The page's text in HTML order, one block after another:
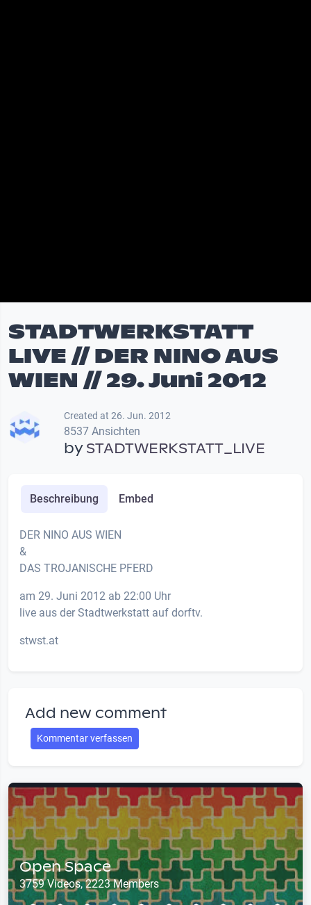
STADTWERKSTATT
LIVE // DER NINO AUS
WIEN // 29. Juni 2012
Created at 26. Jun. 2012
8537 Ansichten
bySTADTWERKSTATT_LIVE
Beschreibung Embed
DER NINO AUS WIEN
&
DAS TROJANISCHE PFERD
am 29. Juni 2012 ab 22:00 Uhr
live aus der Stadtwerkstatt auf dorftv.
stwst.at
Add new comment
Kommentar verfassen
Open Space
3759 Videos, 2223 Members